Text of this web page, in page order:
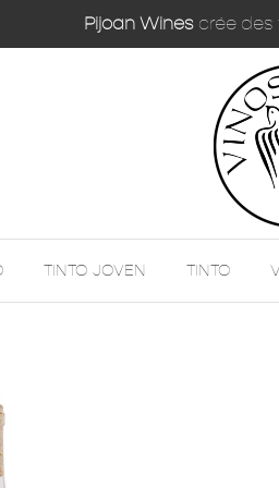
Pijoan Winescrée des
TINTO JOVEN TINTO